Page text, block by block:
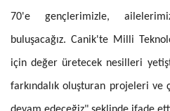
70'e gençlerimizle,
buluşacağız. Canik'te Milli
için değer üretecek nesilleri
farkındalık oluşturan projeleri ve